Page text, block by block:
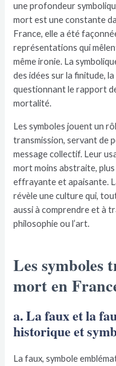
une profondeur
mort est une constante
France, elle a été
représentations qui
même ironie. La
des idées sur la finitude,
questionnant le rapport
mortalité.
Les symboles jouent un
transmission, servant de
message collectif. Leur
mort moins abstraite,
effrayante et apaisante.
révèle une culture qui,
aussi à comprendre et à
philosophie ou l’art.
Les symboles
mort en
a. La faux et la
historique et
La faux, symbole